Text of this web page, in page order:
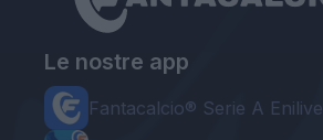
Le nostre app
Fantacalcio® Serie A Enilive